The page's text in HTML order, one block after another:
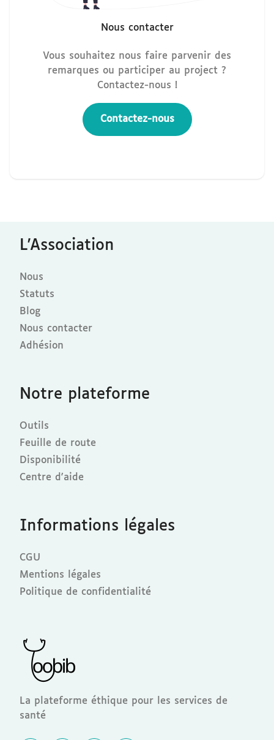
Nous contacter
Vous souhaitez nous faire parvenir des
remarques ou participer au project ?
Contactez-nous !
Contactez-nous
L'Association
Nous
Statuts
Blog
Nous contacter
Adhésion
Notre plateforme
Outils
Feuille de route
Disponibilité
Centre d'aide
Informations légales
CGU
Mentions légales
Politique de confidentialité
La plateforme éthique pour les services de
santé